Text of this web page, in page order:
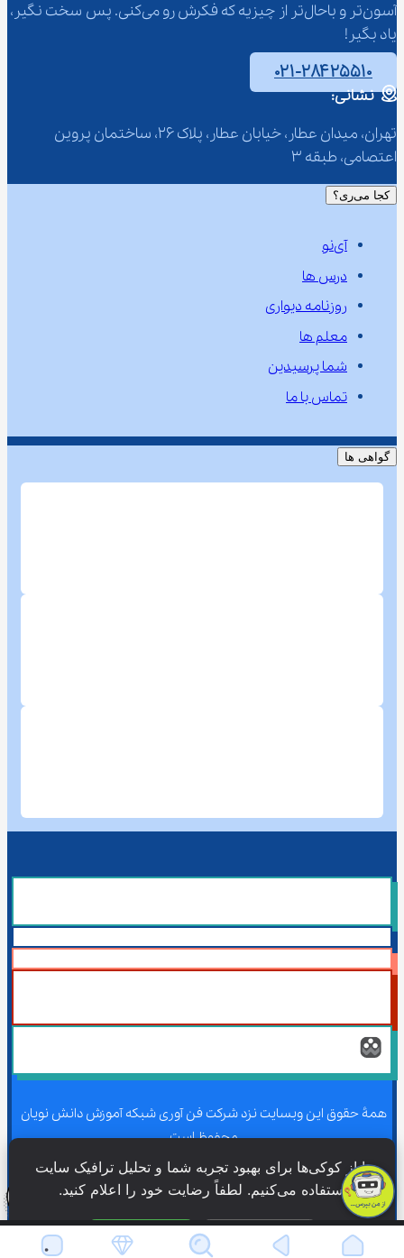
آسون‌تر و باحال‌تر از چیزیه که فکرش رو می‌کنی. پس سخت نگیر،
یاد بگیر!
۰۲۱-۲۸۴۲۵۵۱۰
نشانی:
تهران، میدان عطار، خیابان عطار، پلاک 26، ساختمان پروین
اعتصامی، طبقه 3
کجا می‌ری؟
آی‌نو
درس ها
روزنامه دیواری
معلم ها
شما پرسیدین
تماس با ما
گواهی ها
همۀ حقوق این وبسایت نزد شرکت فن آوری شبکه آموزش دانش نویان
محفوظ است.
همۀ حقوق این وبسایت نزد شرکت فن آوری شبکه آموزش دانش نویان
محفوظ است.
ما از کوکی‌ها برای بهبود تجربه شما و تحلیل ترافیک سایت
استفاده می‌کنیم. لطفاً رضایت خود را اعلام کنید.
فقط ضروری پذیرش همه